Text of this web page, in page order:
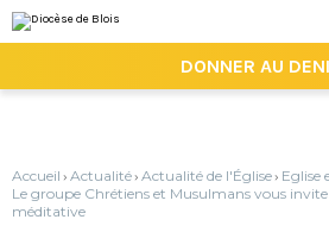
au
contenu.
la
personnels
DONNER AU
Accueil › Actualité› Actualité de l'Église› Eglise
Le groupe Chrétiens et Musulmans vous
méditative